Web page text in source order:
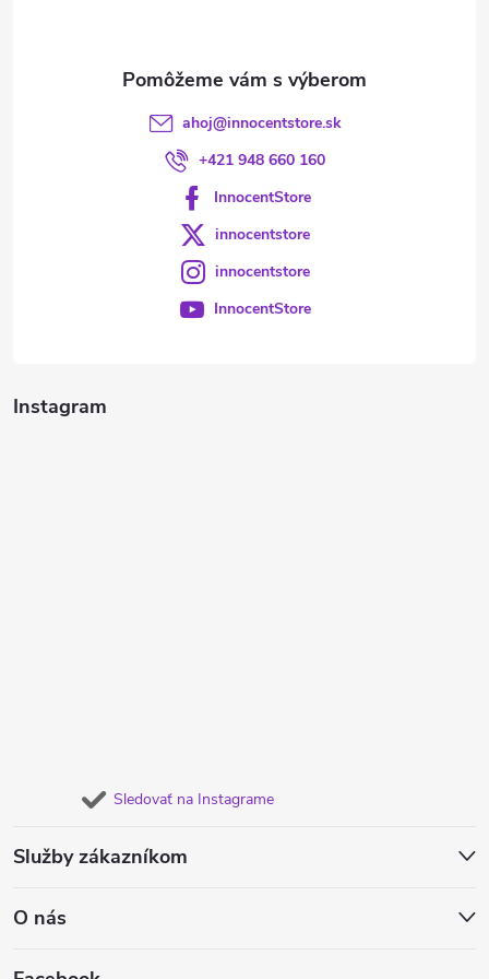
Instagram
Sledovať na Instagrame
Služby zákazníkom
O nás
ahoj@innocentstore.sk
+421 948 660 160
InnocentStore
innocentstore
innocentstore
InnocentStore